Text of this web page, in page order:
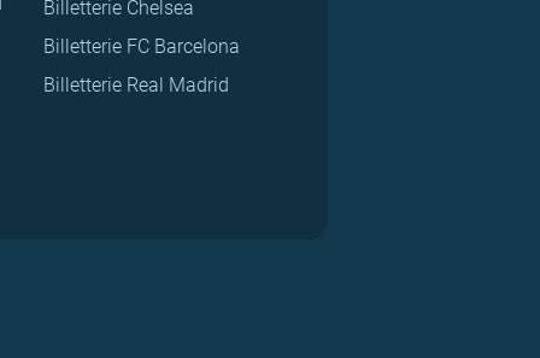
Billetterie Chelsea
Billetterie FC Barcelona
Billetterie Real Madrid